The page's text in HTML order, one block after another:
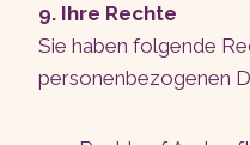
9. Ihre Rechte
Sie haben folgende
personenbezogenen